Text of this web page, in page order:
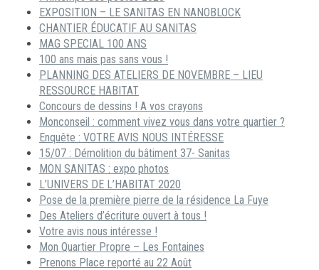
EXPOSITION – LE SANITAS EN NANOBLOCK
CHANTIER ÉDUCATIF AU SANITAS
MAG SPECIAL 100 ANS
100 ans mais pas sans vous !
PLANNING DES ATELIERS DE NOVEMBRE – LIEU
RESSOURCE HABITAT
Concours de dessins ! A vos crayons
Monconseil : comment vivez vous dans votre quartier ?
Enquête : VOTRE AVIS NOUS INTÉRESSE
15/07 : Démolition du bâtiment 37- Sanitas
MON SANITAS : expo photos
L’UNIVERS DE L’HABITAT 2020
Pose de la première pierre de la résidence La Fuye
Des Ateliers d’écriture ouvert à tous !
Votre avis nous intéresse !
Mon Quartier Propre – Les Fontaines
Prenons Place reporté au 22 Août